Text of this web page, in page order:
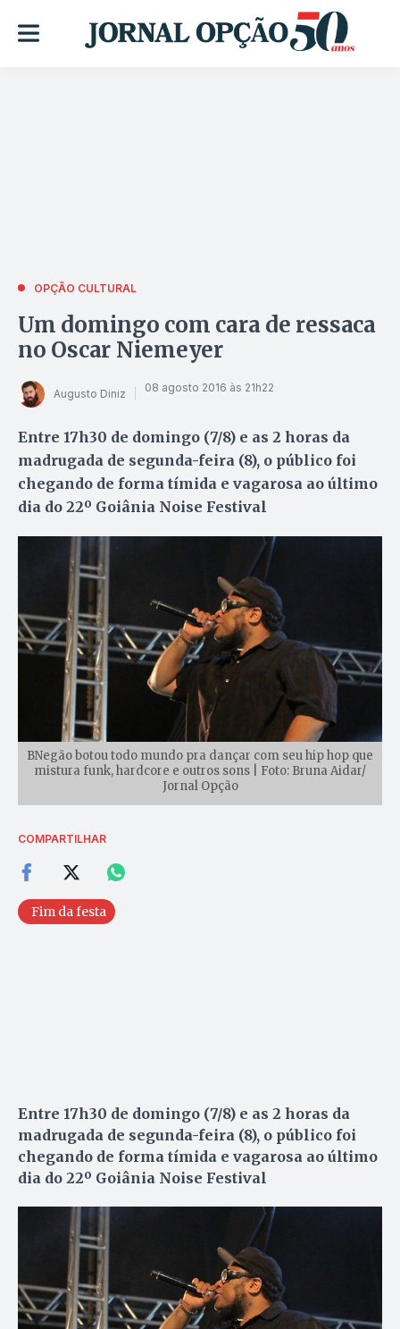
OPÇÃO CULTURAL
Um domingo com cara de ressaca
no Oscar Niemeyer
Augusto Diniz 08 agosto 2016 às 21h22
Entre 17h30 de domingo (7/8) e as 2 horas da
madrugada de segunda-feira (8), o público foi
chegando de forma tímida e vagarosa ao último
dia do 22º Goiânia Noise Festival
BNegão botou todo mundo pra dançar com seu hip hop que
mistura funk, hardcore e outros sons | Foto: Bruna Aidar/
Jornal Opção
COMPARTILHAR
Fim da festa
Entre 17h30 de domingo (7/8) e as 2 horas da
madrugada de segunda-feira (8), o público foi
chegando de forma tímida e vagarosa ao último
dia do 22º Goiânia Noise Festival